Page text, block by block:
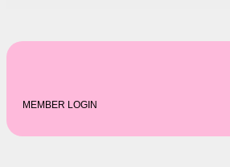
MEMBER LOGIN